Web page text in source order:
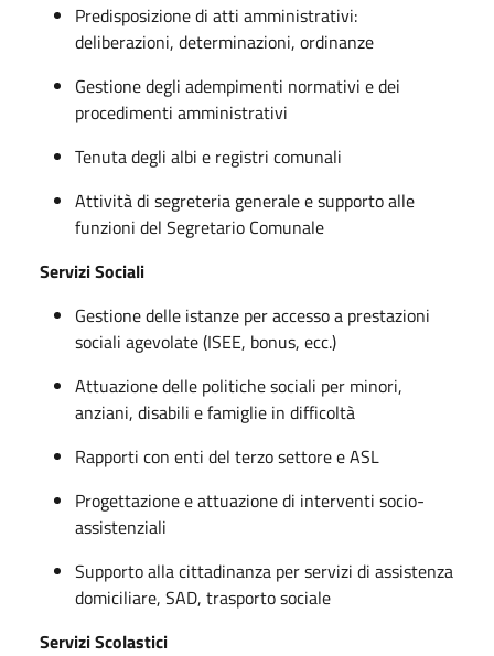
Predisposizione di atti amministrativi:
deliberazioni, determinazioni, ordinanze
Gestione degli adempimenti normativi e dei
procedimenti amministrativi
Tenuta degli albi e registri comunali
Attività di segreteria generale e supporto alle
funzioni del Segretario Comunale
Servizi Sociali
Gestione delle istanze per accesso a prestazioni
sociali agevolate (ISEE, bonus, ecc.)
Attuazione delle politiche sociali per minori,
anziani, disabili e famiglie in difficoltà
Rapporti con enti del terzo settore e ASL
Progettazione e attuazione di interventi socio-
assistenziali
Supporto alla cittadinanza per servizi di assistenza
domiciliare, SAD, trasporto sociale
Servizi Scolastici